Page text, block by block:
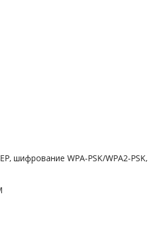
шифрование WPA-PSK/WPA2-PSK,